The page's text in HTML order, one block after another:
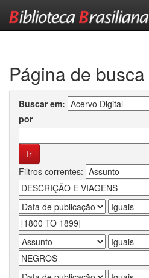
Página de busca
Buscar em:
por
Filtros correntes: